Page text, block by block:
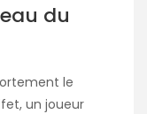
du
le
un joueur